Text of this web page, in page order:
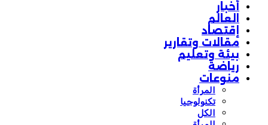
أخبار
العالم
إقتصاد
مقالات وتقارير
بيئة وتعليم
رياضة
منوعات
المرأة
تكنولوجيا
الكل